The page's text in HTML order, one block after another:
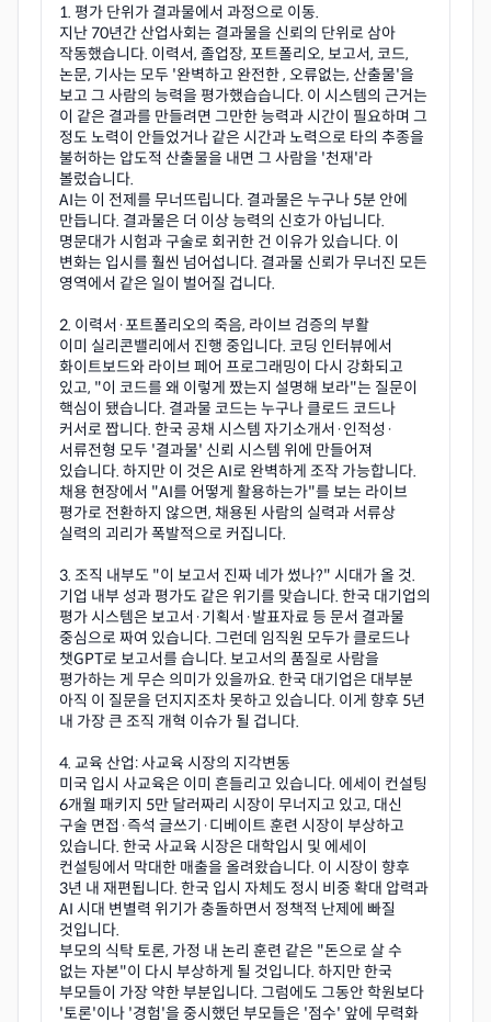
1. 평가 단위가 결과물에서 과정으로 이동.
지난 70년간 산업사회는 결과물을 신뢰의 단위로 삼아
작동했습니다. 이력서, 졸업장, 포트폴리오, 보고서, 코드,
논문, 기사는 모두 '완벽하고 완전한 , 오류없는, 산출물'을
보고 그 사람의 능력을 평가했습습니다. 이 시스템의 근거는
이 같은 결과를 만들려면 그만한 능력과 시간이 필요하며 그
정도 노력이 안들었거나 같은 시간과 노력으로 타의 추종을
불허하는 압도적 산출물을 내면 그 사람을 '천재'라
볼렀습니다.
AI는 이 전제를 무너뜨립니다. 결과물은 누구나 5분 안에
만듭니다. 결과물은 더 이상 능력의 신호가 아닙니다.
명문대가 시험과 구술로 회귀한 건 이유가 있습니다. 이
변화는 입시를 훨씬 넘어섭니다. 결과물 신뢰가 무너진 모든
영역에서 같은 일이 벌어질 겁니다.
2. 이력서·포트폴리오의 죽음, 라이브 검증의 부활
이미 실리콘밸리에서 진행 중입니다. 코딩 인터뷰에서
화이트보드와 라이브 페어 프로그래밍이 다시 강화되고
있고, "이 코드를 왜 이렇게 짰는지 설명해 보라"는 질문이
핵심이 됐습니다. 결과물 코드는 누구나 클로드 코드나
커서로 짭니다. 한국 공채 시스템 자기소개서·인적성·
서류전형 모두 '결과물' 신뢰 시스템 위에 만들어져
있습니다. 하지만 이 것은 AI로 완벽하게 조작 가능합니다.
채용 현장에서 "AI를 어떻게 활용하는가"를 보는 라이브
평가로 전환하지 않으면, 채용된 사람의 실력과 서류상
실력의 괴리가 폭발적으로 커집니다.
3. 조직 내부도 "이 보고서 진짜 네가 썼나?" 시대가 올 것.
기업 내부 성과 평가도 같은 위기를 맞습니다. 한국 대기업의
평가 시스템은 보고서·기획서·발표자료 등 문서 결과물
중심으로 짜여 있습니다. 그런데 임직원 모두가 클로드나
챗GPT로 보고서를 습니다. 보고서의 품질로 사람을
평가하는 게 무슨 의미가 있을까요. 한국 대기업은 대부분
아직 이 질문을 던지지조차 못하고 있습니다. 이게 향후 5년
내 가장 큰 조직 개혁 이슈가 될 겁니다.
4. 교육 산업: 사교육 시장의 지각변동
미국 입시 사교육은 이미 흔들리고 있습니다. 에세이 컨설팅
6개월 패키지 5만 달러짜리 시장이 무너지고 있고, 대신
구술 면접·즉석 글쓰기·디베이트 훈련 시장이 부상하고
있습니다. 한국 사교육 시장은 대학입시 및 에세이
컨설팅에서 막대한 매출을 올려왔습니다. 이 시장이 향후
3년 내 재편됩니다. 한국 입시 자체도 정시 비중 확대 압력과
AI 시대 변별력 위기가 충돌하면서 정책적 난제에 빠질
것입니다.
부모의 식탁 토론, 가정 내 논리 훈련 같은 "돈으로 살 수
없는 자본"이 다시 부상하게 될 것입니다. 하지만 한국
부모들이 가장 약한 부분입니다. 그럼에도 그동안 학원보다
'토론'이나 '경험'을 중시했던 부모들은 '점수' 앞에 무력화